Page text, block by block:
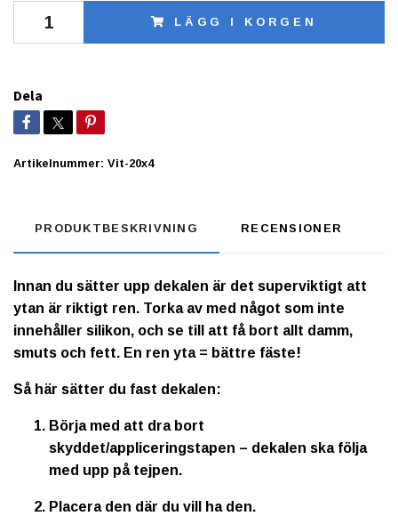
LÄGG I KORGEN
Dela
Artikelnummer: Vit-20x4
PRODUKTBESKRIVNING RECENSIONER
Innan du sätter upp dekalen är det superviktigt att
ytan är riktigt ren. Torka av med något som inte
innehåller silikon, och se till att få bort allt damm,
smuts och fett. En ren yta = bättre fäste!
Så här sätter du fast dekalen:
Börja med att dra bort
skyddet/appliceringstapen – dekalen ska följa
med upp på tejpen.
Placera den där du vill ha den.